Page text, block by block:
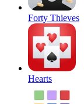
Forty Thieves
Hearts